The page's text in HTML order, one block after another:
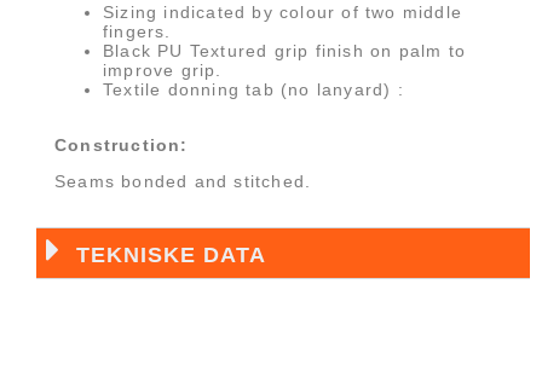
Sizing indicated by colour of two middle
fingers.
Black PU Textured grip finish on palm to
improve grip.
Textile donning tab (no lanyard) :
Construction:
Seams bonded and stitched.
TEKNISKE DATA